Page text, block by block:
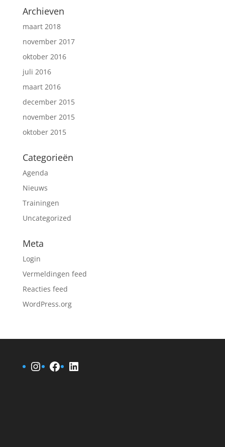
Archieven
maart 2018
november 2017
oktober 2016
juli 2016
maart 2016
december 2015
november 2015
oktober 2015
Categorieën
Agenda
Nieuws
Trainingen
Uncategorized
Meta
Login
Vermeldingen feed
Reacties feed
WordPress.org
Instagram
Facebook
LinkedIn